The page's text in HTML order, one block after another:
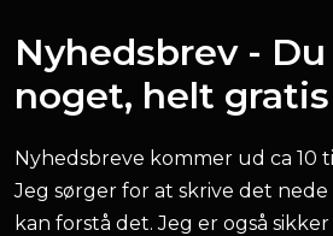
Nyhedsbrev -
noget, helt gratis
Nyhedsbreve kommer ud ca 10
Jeg sørger for at skrive det nede
kan forstå det. Jeg er også